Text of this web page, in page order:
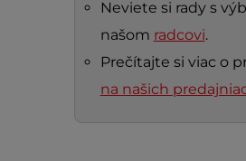
Neviete si rady s
našom radcovi.
Prečítajte si viac o
na našich